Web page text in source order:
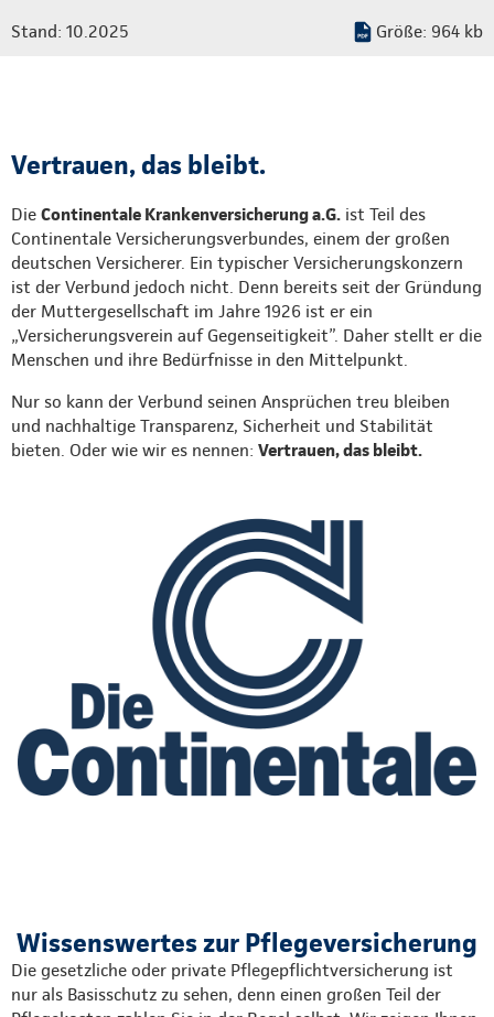
Stand: 10.2025 Größe: 964 kb
Vertrauen, das bleibt.
Die Continentale Krankenversicherung a.G. ist Teil des
Continentale Versicherungsverbundes, einem der großen
deutschen Versicherer. Ein typischer Versicherungskonzern
ist der Verbund jedoch nicht. Denn bereits seit der Gründung
der Muttergesellschaft im Jahre 1926 ist er ein
„Versicherungsverein auf Gegenseitigkeit”. Daher stellt er die
Menschen und ihre Bedürfnisse in den Mittelpunkt.
Nur so kann der Verbund seinen Ansprüchen treu bleiben
und nachhaltige Transparenz, Sicherheit und Stabilität
bieten. Oder wie wir es nennen: Vertrauen, das bleibt.
Wissenswertes zur Pflegeversicherung
Die gesetzliche oder private Pflegepflichtversicherung ist
nur als Basisschutz zu sehen, denn einen großen Teil der